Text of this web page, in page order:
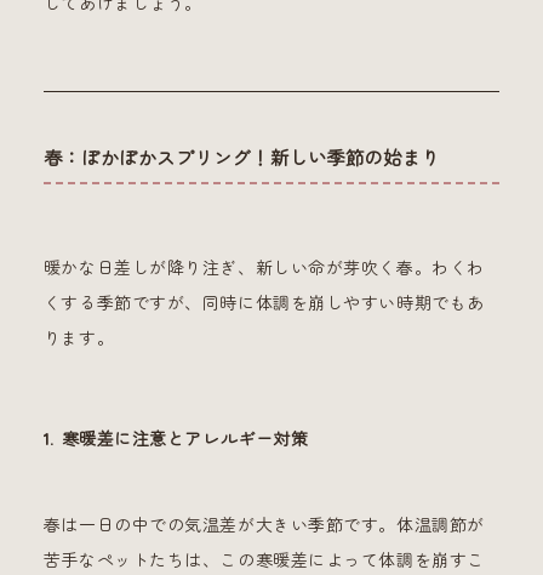
春：ぽかぽかスプリング！新しい季節の始まり
暖かな日差しが降り注ぎ、新しい命が芽吹く春。わくわ
くする季節ですが、同時に体調を崩しやすい時期でもあ
ります。
1. 寒暖差に注意とアレルギー対策
春は一日の中での気温差が大きい季節です。体温調節が
苦手なペットたちは、この寒暖差によって体調を崩すこ